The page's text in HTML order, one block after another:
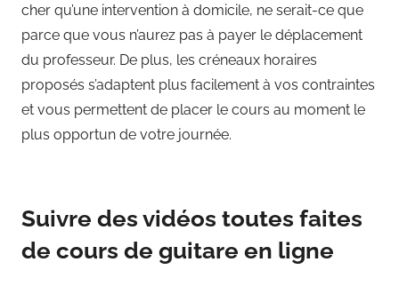
cher qu’une intervention à domicile, ne serait-ce que
parce que vous n’aurez pas à payer le déplacement
du professeur. De plus, les créneaux horaires
proposés s’adaptent plus facilement à vos contraintes
et vous permettent de placer le cours au moment le
plus opportun de votre journée.
Suivre des vidéos toutes faites
de cours de guitare en ligne